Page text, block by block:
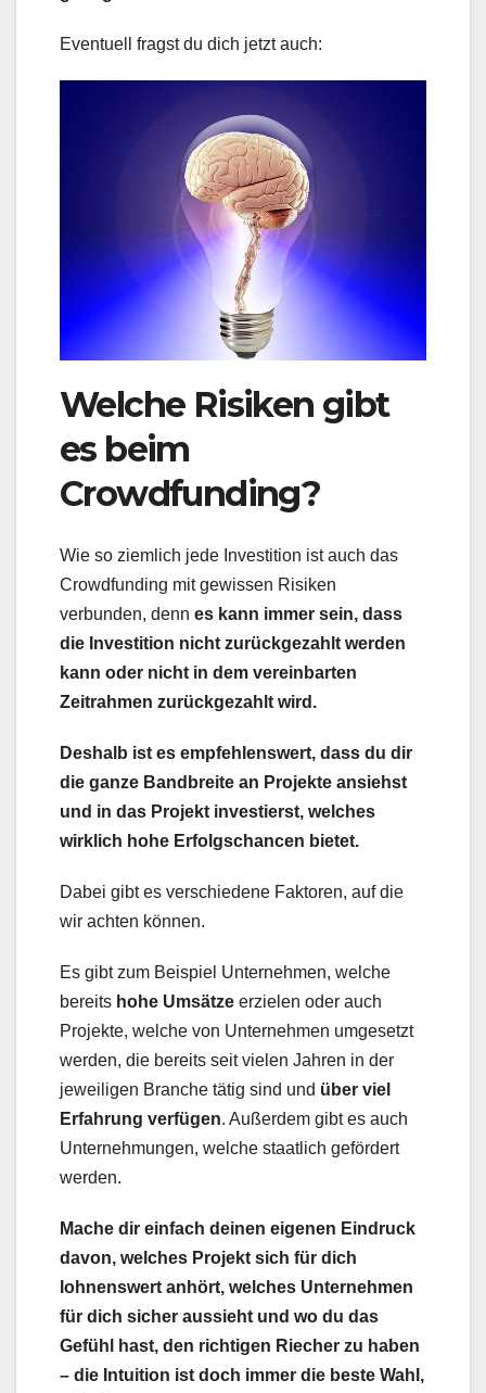
Eventuell fragst du dich jetzt auch:
Welche Risiken gibt
es beim
Crowdfunding?
Wie so ziemlich jede Investition ist auch das
Crowdfunding mit gewissen Risiken
verbunden, denn es kann immer sein, dass
die Investition nicht zurückgezahlt werden
kann oder nicht in dem vereinbarten
Zeitrahmen zurückgezahlt wird.
Deshalb ist es empfehlenswert, dass du dir
die ganze Bandbreite an Projekte ansiehst
und in das Projekt investierst, welches
wirklich hohe Erfolgschancen bietet.
Dabei gibt es verschiedene Faktoren, auf die
wir achten können.
Es gibt zum Beispiel Unternehmen, welche
bereits hohe Umsätze erzielen oder auch
Projekte, welche von Unternehmen umgesetzt
werden, die bereits seit vielen Jahren in der
jeweiligen Branche tätig sind und über viel
Erfahrung verfügen. Außerdem gibt es auch
Unternehmungen, welche staatlich gefördert
werden.
Mache dir einfach deinen eigenen Eindruck
davon, welches Projekt sich für dich
lohnenswert anhört, welches Unternehmen
für dich sicher aussieht und wo du das
Gefühl hast, den richtigen Riecher zu haben
– die Intuition ist doch immer die beste Wahl,